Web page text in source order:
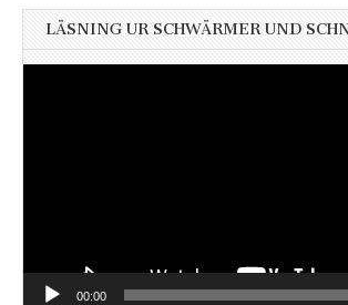
LÄSNING UR SCHWÄRMER UND
00:00